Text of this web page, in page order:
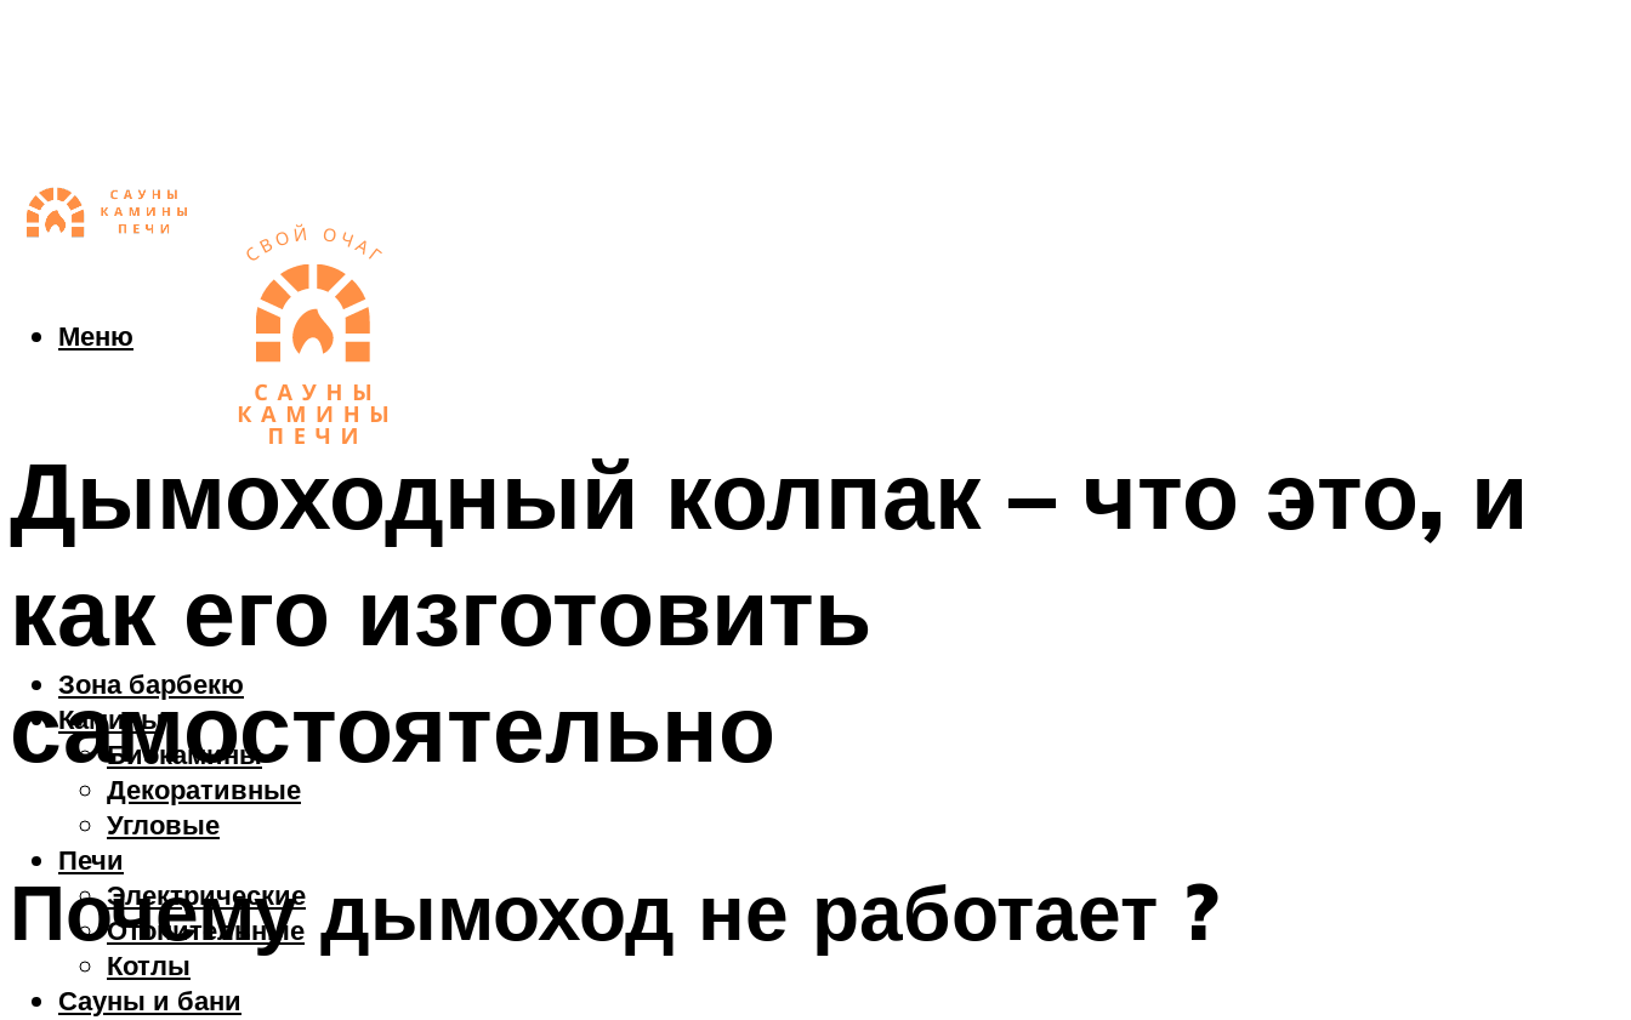
Зона барбекю
Камины
Биокамины
Декоративные
Угловые
Печи
Электрические
Отопительные
Котлы
Сауны и бани
Меню
Дымоходный колпак – что это, и
как его изготовить
самостоятельно
Почему дымоход не работает ?